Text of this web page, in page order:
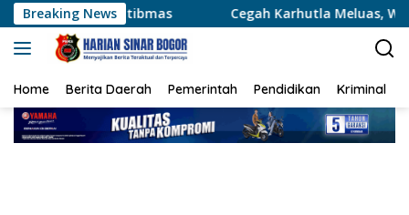
Langsung
ke
konten
Breaking NewsCegah Karhutla Meluas, Wakapolda Riau dan
Home Berita Daerah Pemerintah Pendidikan Kriminal